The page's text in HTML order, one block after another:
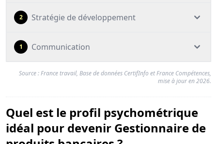
2 Stratégie de développement
1 Communication
Source : France travail, Base de données CertifInfo et France Compétences,
mise à jour en 2026.
Quel est le profil psychométrique
idéal pour devenir Gestionnaire de